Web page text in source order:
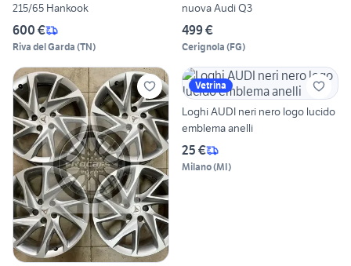
215/65 Hankook
600 €
Riva del Garda (TN)
nuova Audi Q3
499 €
Cerignola (FG)
Vetrina
Loghi AUDI neri nero logo lucido
emblema anelli
25 €
Milano(MI)